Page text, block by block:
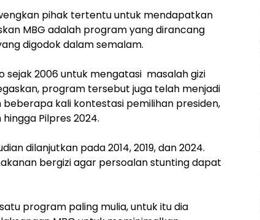
pihak tertentu untuk mendapatkan
MBG adalah program yang dirancang
digodok dalam semalam.
sejak 2006 untuk mengatasi masalah gizi
program tersebut juga telah menjadi
kali kontestasi pemilihan presiden,
Pilpres 2024.
dilanjutkan pada 2014, 2019, dan 2024.
bergizi agar persoalan stunting dapat
program paling mulia, untuk itu dia